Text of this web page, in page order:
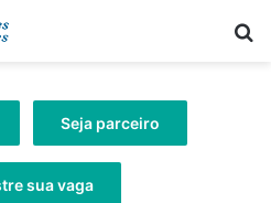
Seja parceiro
sua vaga